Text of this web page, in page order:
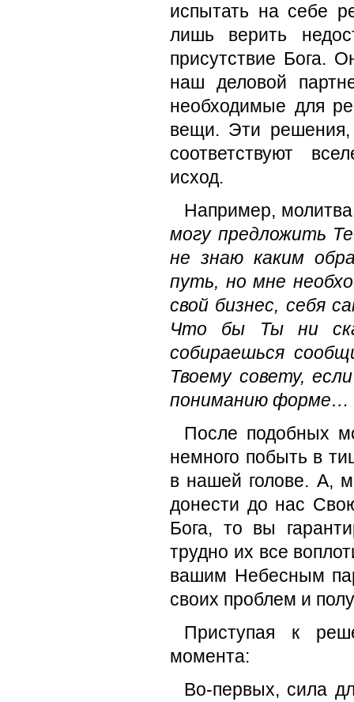
испытать на себе
лишь верить
присутствие Бога.
наш деловой
необходимые для
вещи. Эти решения,
соответствуют
исход.
Например,
могу предложить
не знаю каким
путь, но мне
свой бизнес, себя
Что бы Ты ни
собираешься
Твоему совету,
пониманию форме…
После подобных
немного побыть в
в нашей голове. А,
донести до нас
Бога, то вы
трудно их все
вашим Небесным
своих проблем и
Приступая к
момента:
Во-первых, сила